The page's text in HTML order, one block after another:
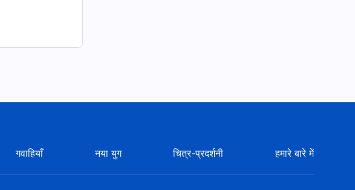
गवाहियाँ नया युग चित्र-प्रदर्शनी हमारे बारे में